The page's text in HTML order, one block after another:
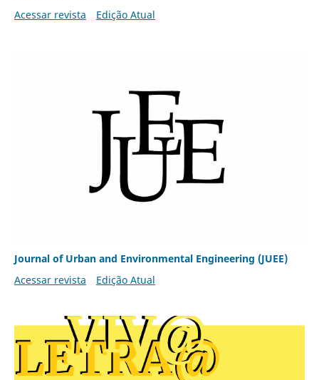
Acessar revista
Edição Atual
Journal of Urban and Environmental Engineering (JUEE)
Acessar revista
Edição Atual